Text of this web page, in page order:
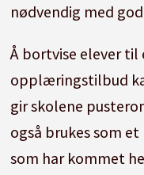
nødvendig med
Å bortvise elever
opplæringstilbud
gir skolene
også brukes som
som har kommet